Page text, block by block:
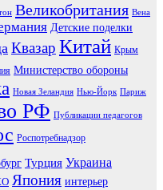
Великобритания Вена
Детские поделки
Квазар Китай Крым
Министерство обороны
Новая Зеландия Нью-Йорк Париж
РФ Публикации педагогов
Роспотребнадзор
Турция Украина
Япония интерьер